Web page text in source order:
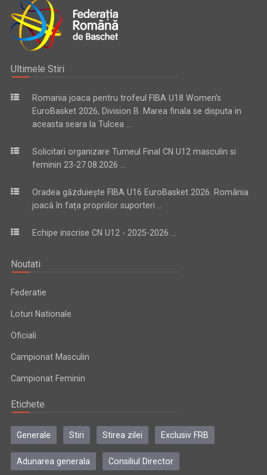
Ultimele Stiri
Romania joaca pentru trofeul FIBA U18 Women’s
EuroBasket 2026, Division B. Marea finala se disputa in
aceasta seara la Tulcea ...
Solicitari organizare Turneul Final CN U12 masculin si
feminin 23-27.08.2026 ...
Oradea găzduiește FIBA U16 EuroBasket 2026. România
joacă în fața propriilor suporteri ...
Echipe inscrise CN U12 - 2025-2026 ...
Noutati
Federatie
Loturi Nationale
Oficiali
Campionat Masculin
Campionat Feminin
Etichete
Generale Stiri Stirea zilei Exclusiv FRB
Adunarea generala Consiliul Director